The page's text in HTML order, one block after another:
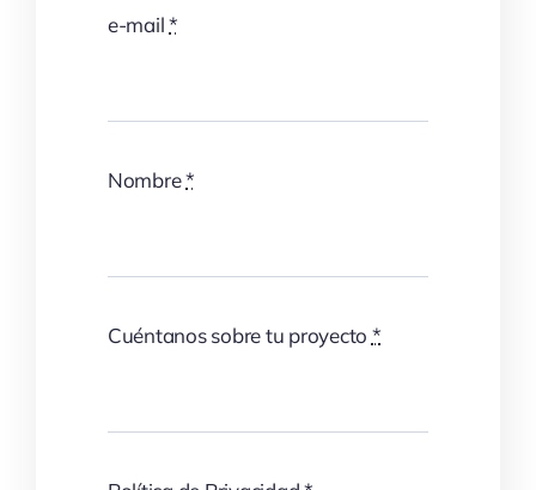
e-mail*
Nombre*
Cuéntanos sobre tu proyecto *